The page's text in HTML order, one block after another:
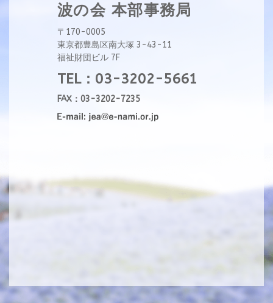
波の会 本部事務局
〒170-0005
東京都豊島区南大塚 3-43-11
福祉財団ビル 7F
TEL：03-3202-5661
FAX：03-3202-7235